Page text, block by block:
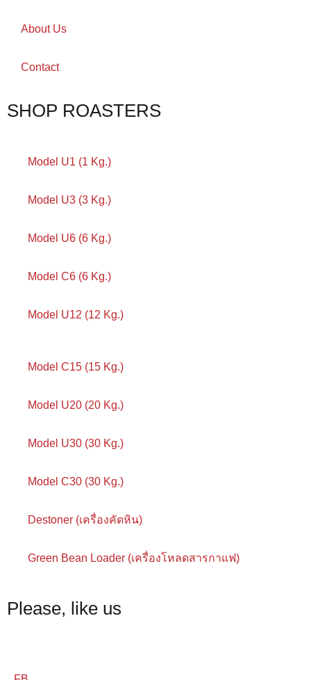
About Us
Contact
SHOP ROASTERS
Model U1 (1 Kg.)
Model U3 (3 Kg.)
Model U6 (6 Kg.)
Model C6 (6 Kg.)
Model U12 (12 Kg.)
Model C15 (15 Kg.)
Model U20 (20 Kg.)
Model U30 (30 Kg.)
Model C30 (30 Kg.)
Destoner (เครื่องคัดหิน)
Green Bean Loader (เครื่องโหลดสารกาแฟ)
Please, like us